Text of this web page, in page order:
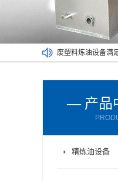
废塑料炼油设备满
废轮胎炼油设备使
— 产品
精炼油设备